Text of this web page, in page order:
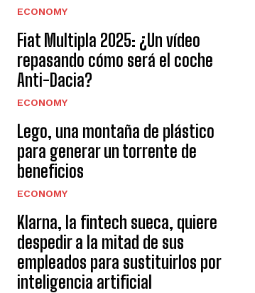
ECONOMY
Fiat Multipla 2025: ¿Un vídeo
repasando cómo será el coche
Anti-Dacia?
ECONOMY
Lego, una montaña de plástico
para generar un torrente de
beneficios
ECONOMY
Klarna, la fintech sueca, quiere
despedir a la mitad de sus
empleados para sustituirlos por
inteligencia artificial